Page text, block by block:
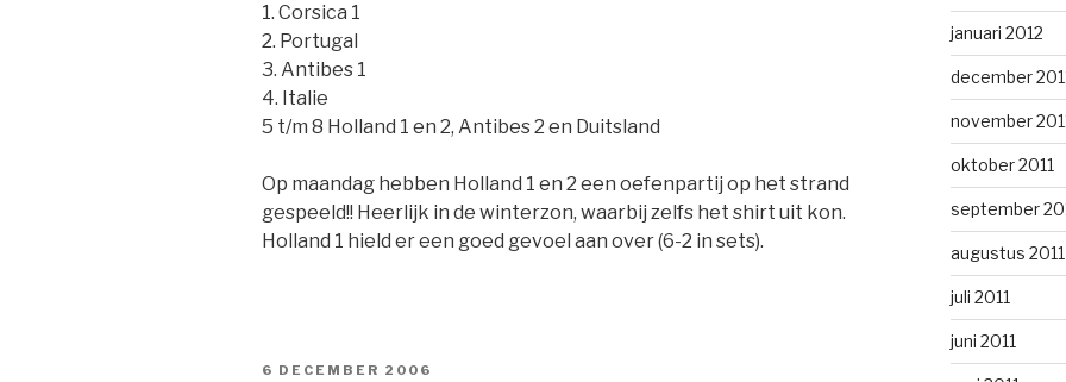
1. Corsica 1
2. Portugal
3. Antibes 1
4. Italie
5 t/m 8 Holland 1 en 2, Antibes 2 en Duitsland
Op maandag hebben Holland 1 en 2 een oefenpartij op het strand
gespeeld!! Heerlijk in de winterzon, waarbij zelfs het shirt uit kon.
Holland 1 hield er een goed gevoel aan over (6-2 in sets).
GEPLAATST
6 DECEMBER 2006
januari 2012
december
november
oktober 2011
september
augustus 2011
juli 2011
juni 2011